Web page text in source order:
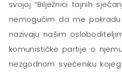
svojoj “Bilježnici tajnih
nemogućim da me
nazivaju našim
komunističke partije o
nezgodnom svećeniku